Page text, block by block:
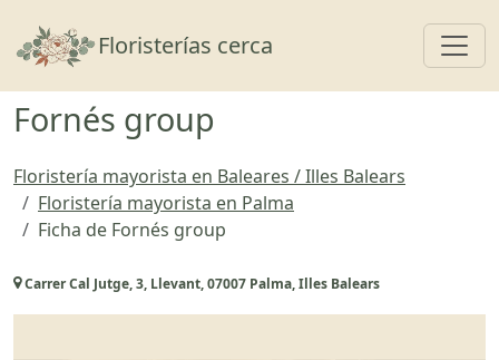
Floristerías cerca
Fornés group
Floristería mayorista en Baleares / Illes Balears
Floristería mayorista en Palma
Ficha de Fornés group
Carrer Cal Jutge, 3, Llevant, 07007 Palma, Illes Balears